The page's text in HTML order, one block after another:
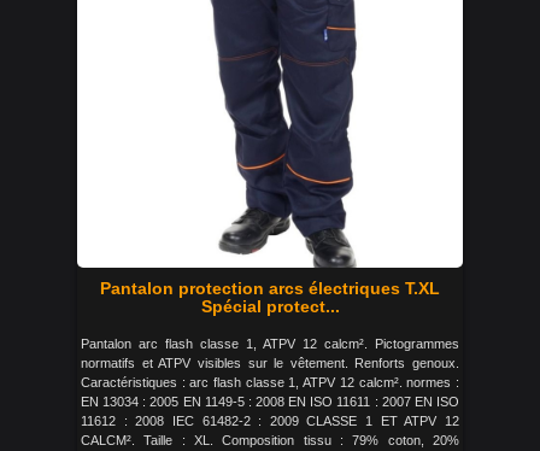
Pantalon protection arcs électriques T.XL
Spécial protect...
Pantalon arc flash classe 1, ATPV 12 calcm². Pictogrammes
normatifs et ATPV visibles sur le vêtement. Renforts genoux.
Caractéristiques : arc flash classe 1, ATPV 12 calcm². normes :
EN 13034 : 2005 EN 1149-5 : 2008 EN ISO 11611 : 2007 EN ISO
11612 : 2008 IEC 61482-2 : 2009 CLASSE 1 ET ATPV 12
CALCM². Taille : XL. Composition tissu : 79% coton, 20%